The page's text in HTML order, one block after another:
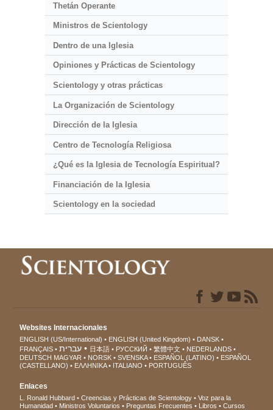
Thetán Operante
Ministros de Scientology
Dentro de una Iglesia
Opiniones y Prácticas de Scientology
Scientology y otras prácticas
La Organización de Scientology
Dirección de la Iglesia
Centro de Tecnología Religiosa
¿Qué es la Iglesia de Tecnología Espiritual?
Financiación de la Iglesia
Scientology en la sociedad
Websites Internacionales
ENGLISH (US/International) ENGLISH (United Kingdom)
DANSK
FRANÇAIS
עברית 日本語 РУССКИЙ 繁體中文
NEDERLANDS
DEUTSCH MAGYAR NORSK SVENSKA ESPAÑOL (LATINO)
ESPAÑOL
(CASTELLANO)
ΕΛΛΗΝΙΚA ITALIANO PORTUGUÊS
Enlaces
L. Ronald Hubbard Creencias y Prácticas de Scientology
Voz para la
Humanidad
Ministros Voluntarios Preguntas Frecuentes Libros
Cursos